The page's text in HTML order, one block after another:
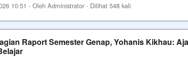
10:51 - Oleh Administrator - Dilihat 548 kali
Raport Semester Genap, Yohanis Kikhau: